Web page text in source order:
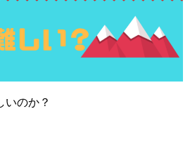
いのか？